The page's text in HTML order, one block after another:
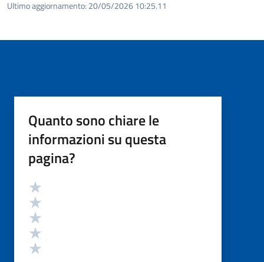
Ultimo aggiornamento: 20/05/2026 10:25.11
Quanto sono chiare le
informazioni su questa
pagina?
Valutazione